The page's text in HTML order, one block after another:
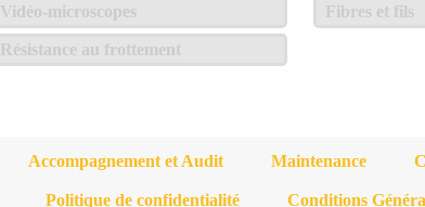
Vidéo-microscopes Fibres et fils
Résistance au frottement
Accompagnement et Audit Maintenance
Politique de confidentialité Conditions